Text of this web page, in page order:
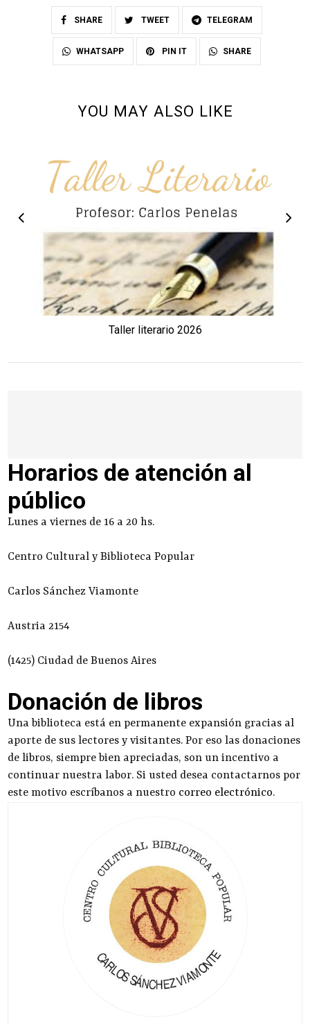
SHARE TWEET TELEGRAM
WHATSAPP PIN IT SHARE
YOU MAY ALSO LIKE
Taller literario 2026
Horarios de atención al
público
Lunes a viernes de 16 a 20 hs.
Centro Cultural y Biblioteca Popular
Carlos Sánchez Viamonte
Austria 2154
(1425) Ciudad de Buenos Aires
Donación de libros
Una biblioteca está en permanente expansión gracias al
aporte de sus lectores y visitantes. Por eso las donaciones
de libros, siempre bien apreciadas, son un incentivo a
continuar nuestra labor. Si usted desea contactarnos por
este motivo escríbanos a nuestro correo electrónico.